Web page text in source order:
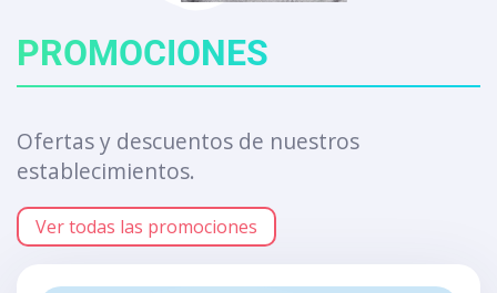
PROMOCIONES
Ofertas y descuentos de nuestros
establecimientos.
Ver todas las promociones